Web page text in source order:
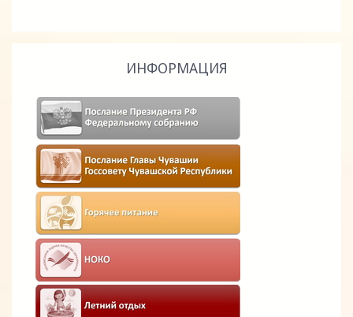
ИНФОРМАЦИЯ